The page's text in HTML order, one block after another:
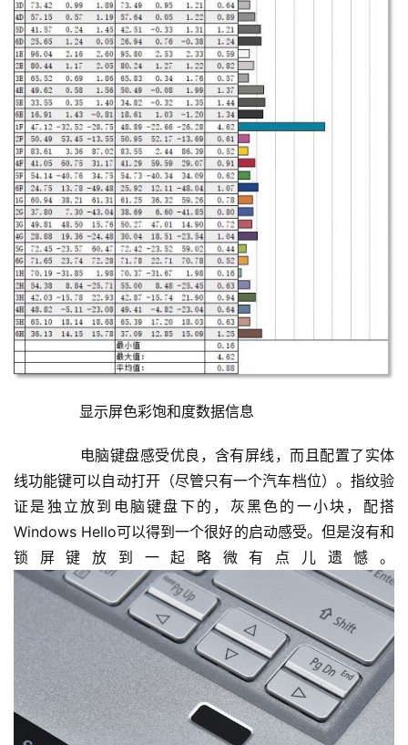
	  显示屏色彩饱和度数据信息
线功能键可以自动打开（尽管只有一个汽车档位）。指纹验
证是独立放到电脑键盘下的，灰黑色的一小块，配搭
Windows Hello可以得到一个很好的启动感受。但是沒有和
锁屏键放到一起略微有点儿遗憾。